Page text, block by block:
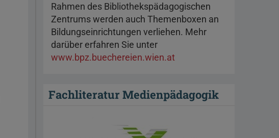
Rahmen des Bibliothekspädagogischen
Zentrums werden auch Themenboxen an
Bildungseinrichtungen verliehen. Mehr
darüber erfahren Sie unter
www.bpz.buechereien.wien.at
Fachliteratur Medienpädagogik